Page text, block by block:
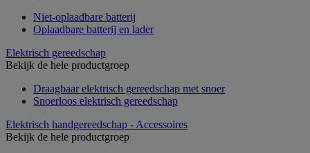
Niet-oplaadbare batterij
Oplaadbare batterij en lader
Elektrisch gereedschap
Bekijk de hele productgroep
Draagbaar elektrisch gereedschap met snoer
Snoerloos elektrisch gereedschap
Elektrisch handgereedschap - Accessoires
Bekijk de hele productgroep